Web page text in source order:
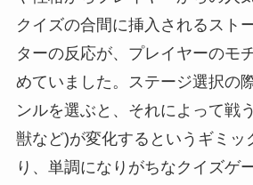
クイズの合間に挿入されるスト
ターの反応が、プレイヤーのモ
めていました。ステージ選択の
ンルを選ぶと、それによって戦
獣など)が変化するというギミッ
り、単調になりがちなクイズゲ